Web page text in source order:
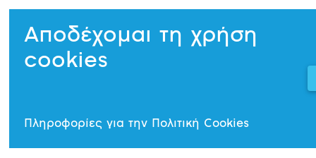
Αποδέχομαι τη χρήση
cookies
Πληροφορίες για την Πολιτική Cookies